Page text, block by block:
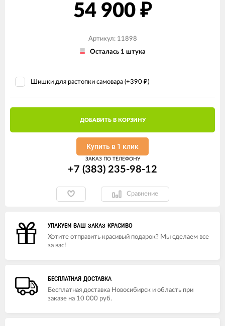
54 900 ₽
Артикул: 11898
Осталась 1 штука
Шишки для растопки самовара (+390 ₽)
ДОБАВИТЬ В КОРЗИНУ
Купить в 1 клик
ЗАКАЗ ПО ТЕЛЕФОНУ
+7 (383) 235-98-12
Сравнение
УПАКУЕМ ВАШ ЗАКАЗ КРАСИВО
Хотите отправить красивый подарок? Мы сделаем все
за вас!
БЕСПЛАТНАЯ ДОСТАВКА
Бесплатная доставка Новосибирск и область при
заказе на 10 000 руб.